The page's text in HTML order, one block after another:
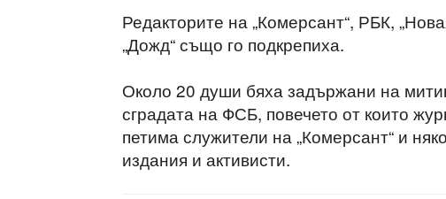
Редакторите на „Комерсант“, РБК,
„Дожд“ също го подкрепиха.
Около 20 души бяха задържани на
сградата на ФСБ, повечето от които
петима служители на „Комерсант“ и
издания и активисти.